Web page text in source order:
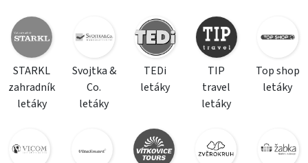
STARKL
zahradník
letáky
Svojtka &
Co.
letáky
TEDi
letáky
TIP
travel
letáky
Top shop
letáky